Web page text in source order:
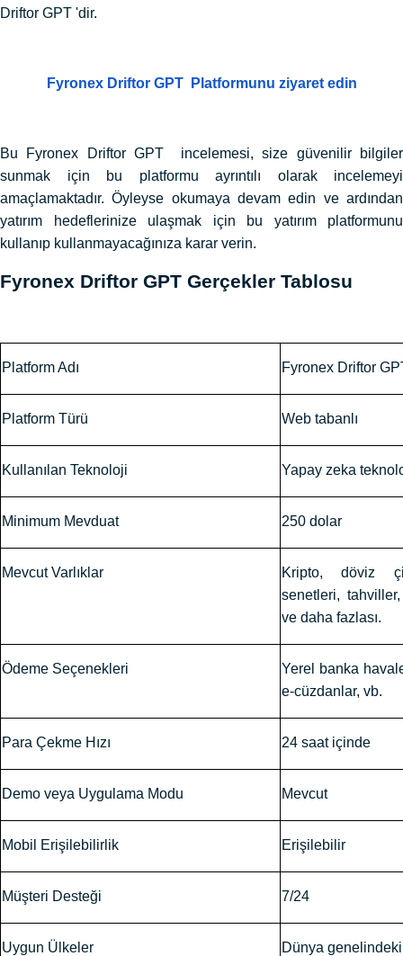
Driftor GPT 'dir.
Fyronex Driftor GPT Platformunu ziyaret edin
Bu Fyronex Driftor GPT incelemesi, size güvenilir bilgiler
sunmak için bu platformu ayrıntılı olarak incelemeyi
amaçlamaktadır. Öyleyse okumaya devam edin ve ardından
yatırım hedeflerinize ulaşmak için bu yatırım platformunu
kullanıp kullanmayacağınıza karar verin.
Fyronex Driftor GPT Gerçekler Tablosu
Platform Adı Fyronex Driftor
Platform Türü Web tabanlı
Kullanılan Teknoloji Yapay zeka
Minimum Mevduat 250 dolar
Mevcut Varlıklar
Kripto, döviz
senetleri,
ve daha fazlası.
Ödeme Seçenekleri
Yerel banka
e-cüzdanlar, vb.
Para Çekme Hızı 24 saat içinde
Demo veya Uygulama Modu Mevcut
Mobil Erişilebilirlik Erişilebilir
Müşteri Desteği 7/24
Uygun Ülkeler Dünya